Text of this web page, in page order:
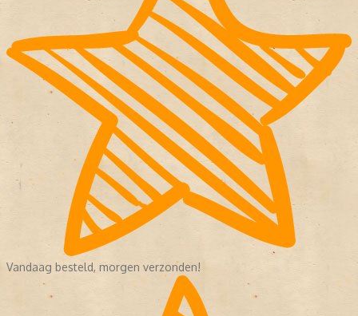
Vandaag besteld, morgen verzonden!